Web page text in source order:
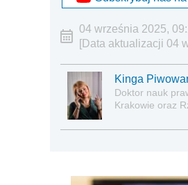
04 września 2025,
[Data aktualizacji 04
Kinga
Doktor nauk
Krakowie oraz
socjalną.